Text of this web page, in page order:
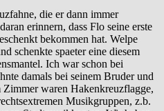
die er dann immer
erinnern, dass Flo seine erste
bekommen hat. Welpe
schenkte spaeter eine diesem
Ich war schon bei
damals bei seinem Bruder und
waren Hakenkreuzflagge,
Musikgruppen, z.b.